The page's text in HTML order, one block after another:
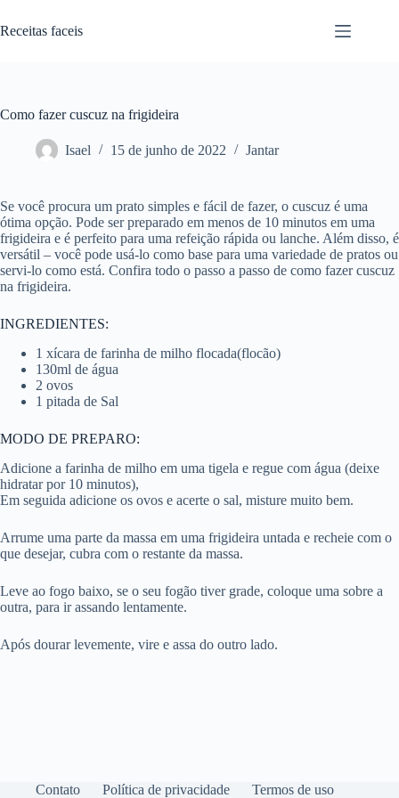
para
o
Receitas faceis
Como fazer cuscuz na frigideira
Isael 15 de junho de 2022 Jantar
Se você procura um prato simples e fácil de fazer, o cuscuz é uma
ótima opção. Pode ser preparado em menos de 10 minutos em uma
frigideira e é perfeito para uma refeição rápida ou lanche. Além disso, é
versátil – você pode usá-lo como base para uma variedade de pratos ou
servi-lo como está. Confira todo o passo a passo de como fazer cuscuz
na frigideira.
INGREDIENTES:
1 xícara de farinha de milho flocada(flocão)
130ml de água
2 ovos
1 pitada de Sal
MODO DE PREPARO:
Adicione a farinha de milho em uma tigela e regue com água (deixe
hidratar por 10 minutos),
Em seguida adicione os ovos e acerte o sal, misture muito bem.
Arrume uma parte da massa em uma frigideira untada e recheie com o
que desejar, cubra com o restante da massa.
Leve ao fogo baixo, se o seu fogão tiver grade, coloque uma sobre a
outra, para ir assando lentamente.
Após dourar levemente, vire e assa do outro lado.
Contato Política de privacidade Termos de uso